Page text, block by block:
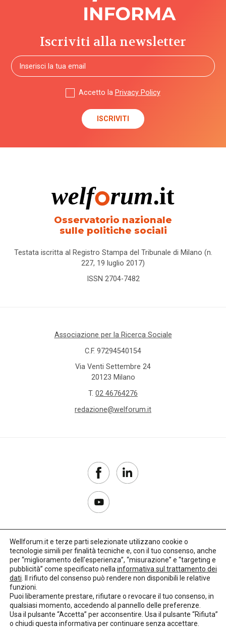
Iscriviti alla newsletter
Accetto la Privacy Policy
Osservatorio nazionale
sulle politiche sociali
Testata iscritta al Registro Stampa del Tribunale di Milano (n.
227, 19 luglio 2017)
ISSN 2704-7482
Associazione per la Ricerca Sociale
C.F. 97294540154
Via Venti Settembre 24
20123 Milano
T. 02 46764276
redazione@welforum.it
Copyright 2017–2026
Privacy Policy
Credits: LO Studio
Wellforum.it e terze parti selezionate utilizzano cookie o
tecnologie simili per finalità tecniche e, con il tuo consenso, anche
per “miglioramento dell'esperienza”, “misurazione” e “targeting e
pubblicità” come specificato nella informativa sul trattamento dei
dati . Il rifiuto del consenso può rendere non disponibili le relative
funzioni.
Puoi liberamente prestare, rifiutare o revocare il tuo consenso, in
qualsiasi momento, accedendo al pannello delle preferenze.
Usa il pulsante “Accetta” per acconsentire. Usa il pulsante “Rifiuta”
o chiudi questa informativa per continuare senza accettare.